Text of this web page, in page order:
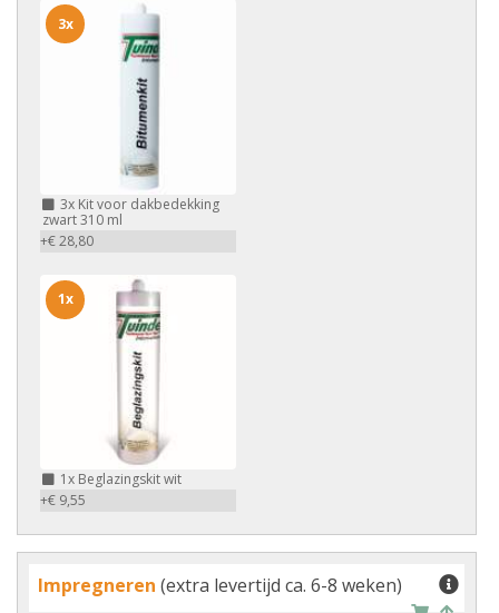
3x Kit voor dakbedekking
zwart 310 ml
+€ 28,80
3x
1x Beglazingskit wit
+€ 9,55
1x
Impregneren (extra levertijd ca. 6-8 weken)